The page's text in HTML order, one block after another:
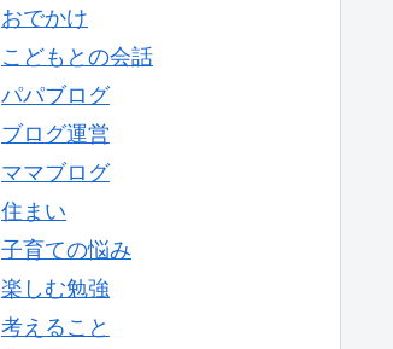
おでかけ
こどもとの会話
パパブログ
ブログ運営
ママブログ
住まい
子育ての悩み
楽しむ勉強
考えること